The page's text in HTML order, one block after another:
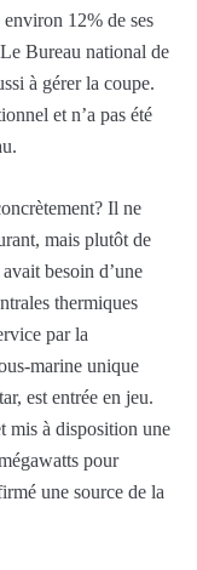
12% de ses
Bureau national de
à gérer la coupe.
et n’a pas été
Il ne
mais plutôt de
besoin d’une
thermiques
par la
marine unique
est entrée en jeu.
mis à disposition une
pour
une source de la